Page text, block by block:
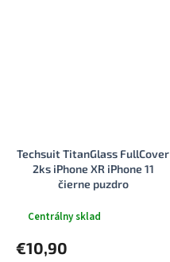
Techsuit TitanGlass FullCover
2ks iPhone XR iPhone 11
čierne puzdro
Centrálny sklad
€10,90